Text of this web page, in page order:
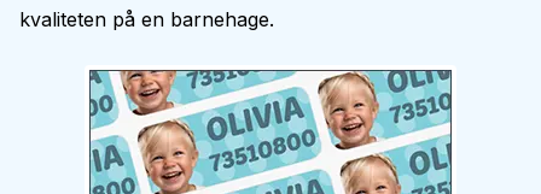
kvaliteten på en barnehage.